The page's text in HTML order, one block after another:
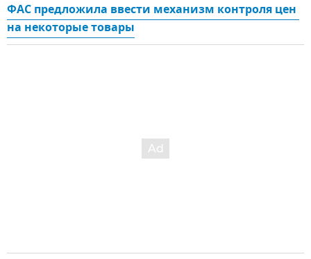
ФАС предложила ввести механизм контроля цен
на некоторые товары